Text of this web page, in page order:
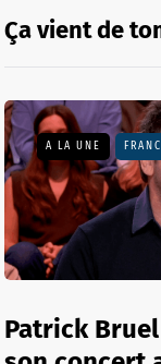
Ça vient de
A LA UNE
Patrick